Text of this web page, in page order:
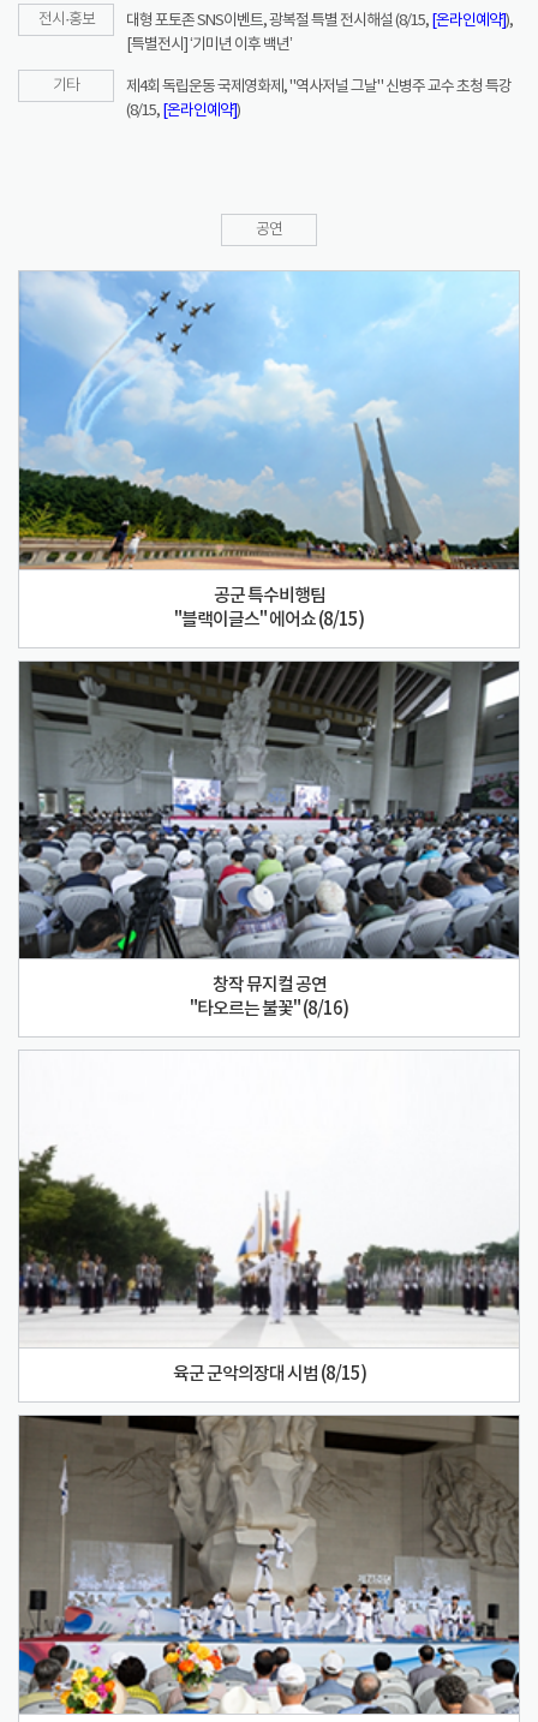
전시·홍보 대형 포토존 SNS이벤트, 광복절 특별 전시해설 (8/15, [온라인예약] ),
[특별전시] ‘기미년 이후 백년’
기타
제4회 독립운동 국제영화제, "역사저널 그날" 신병주 교수 초청 특강
(8/15, [온라인예약] )
공연
공군 특수비행팀
"블랙이글스" 에어쇼 (8/15)
창작 뮤지컬 공연
"타오르는 불꽃" (8/16)
육군 군악의장대 시범 (8/15)